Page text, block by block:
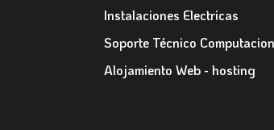
Instalaciones Electricas
Soporte Técnico
Alojamiento Web - hosting